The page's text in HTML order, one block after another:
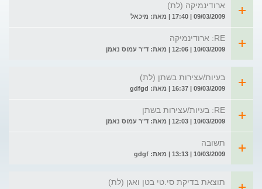
ארודינמיקה (לת)
09/03/2009 | 17:40 | מאת: מיכאל
RE: ארודינמיקה
10/03/2009 | 12:06 | מאת: ד"ר עמוס נאמן
בעיות/עצירות בשתן (לת)
09/03/2009 | 16:37 | מאת: gdfgd
RE: בעיות/עצירות בשתן
10/03/2009 | 12:03 | מאת: ד"ר עמוס נאמן
תשובה
10/03/2009 | 13:13 | מאת: gdgf
תוצאת בדיקת סי.טי בטן ואגן (לת)